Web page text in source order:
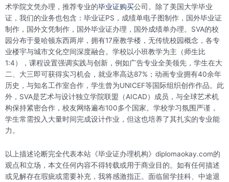
术学院文凭办理，推荐专业的毕业证购买公司。除了美国大学毕业
证，我们的业务也包含：毕业证PS，成绩单电子图制作，国外毕业证
制作，国外文凭制作，国外毕业证办理，国外成绩单办理。SVA的校
园分布于曼哈顿东西两岸，拥有17座教学楼，无传统校园概念，各专
业楼宇与城市文化空间深度融合‌。学校以小班教学为主（师生比
1:4），课程设置强调实践与创新，例如广告专业全美领先，学生在大
二、大三即可获得实习机会，就业率高达87%‌；动画专业拥有40余年
历史，与知名工作室合作，学生曾为UNICEF等国际组织创作作品‌。此
外，SVA是艺术与设计独立学院联盟（AICAD）成员，与全球艺术机
构保持紧密合作，校友网络遍布100多个国家‌。学校学习氛围严谨，
学生常需投入大量时间完成设计作业，但这也培养了其扎实的专业能
力‌。
以上描述论断完全代表本站《毕业证办理机构》diplomaokay.com的
观点和立场，本文任何内容不得转载或用于商业目的。如有任何描述
或见解存在瑕疵或需要补充，我将感激指正。面临留学挂科、中途退